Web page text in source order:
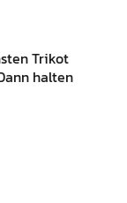
Trikot
halten